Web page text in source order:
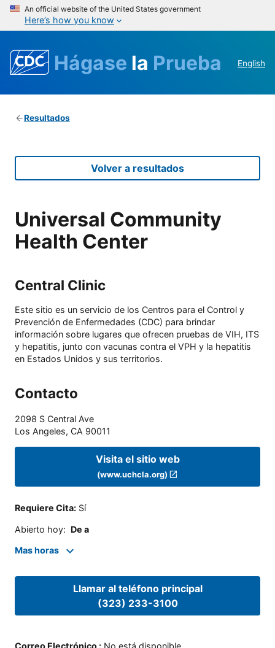
An official website of the United States government
Here’s how you know
Hágase la Prueba English
Resultados
Volver a resultados
Universal Community
Health Center
Central Clinic
Este sitio es un servicio de los Centros para el Control y
Prevención de Enfermedades (CDC) para brindar
información sobre lugares que ofrecen pruebas de VIH, ITS
y hepatitis, junto con vacunas contra el VPH y la hepatitis
en Estados Unidos y sus territorios.
Contacto
2098 S Central Ave
Los Angeles, CA 90011
Visita el sitio web
(www.uchcla.org)
Requiere Cita: Sí
Abierto hoy: De a
Mas horas
Llamar al teléfono principal
(323) 233-3100
Correo Electrónico : No está disponible